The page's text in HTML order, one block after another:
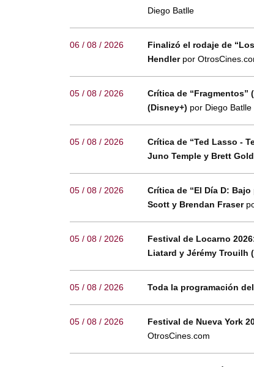
Diego Batlle
06 / 08 / 2026
Finalizó el rodaje de
Hendler por
05 / 08 / 2026
Crítica de “Fragmentos”
(Disney+) por Diego Batlle
05 / 08 / 2026
Crítica de “Ted Lasso -
Juno Temple y Brett
05 / 08 / 2026
Crítica de “El Día D:
Scott y Brendan Fraser
05 / 08 / 2026
Festival de Locarno
Liatard y Jérémy Trouilh
05 / 08 / 2026 Toda la programación
05 / 08 / 2026 Festival de Nueva York
OtrosCines.com